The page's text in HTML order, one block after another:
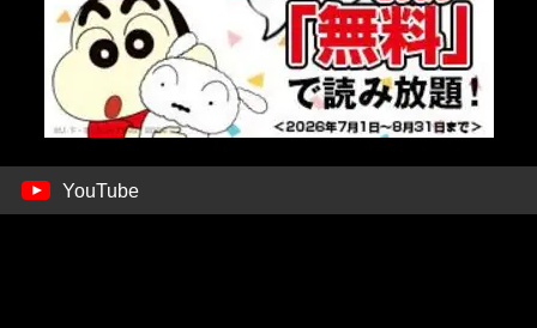
YouTube